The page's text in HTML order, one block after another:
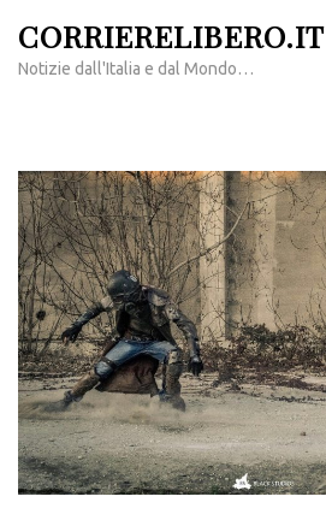
contenuto
CORRIERELIBERO.IT
Notizie dall'Italia e dal Mondo…